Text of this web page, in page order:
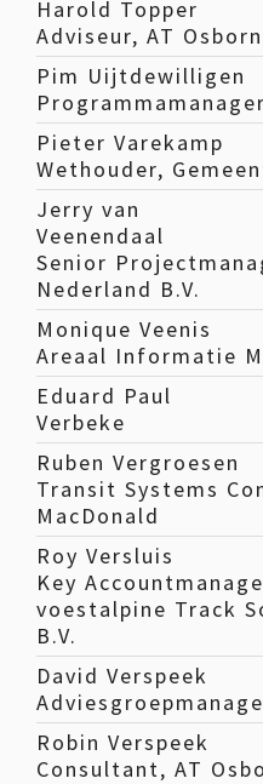
Harold Topper
Adviseur, AT
Pim Uijtdewilligen
Pieter Varekamp
Wethouder,
Jerry van
Veenendaal
Senior
Nederland B.V.
Monique Veenis
Areaal Informatie
Eduard Paul
Verbeke
Ruben Vergroesen
Transit Systems
MacDonald
Roy Versluis
Key
voestalpine Track
B.V.
David Verspeek
Robin Verspeek
Consultant, AT